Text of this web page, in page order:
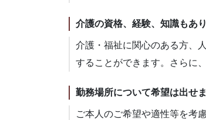
介護の資格、経験、知識もあ
介護・福祉に関心のある方、
することができます。さらに
勤務場所について希望は出せ
ご本人のご希望や適性等を考